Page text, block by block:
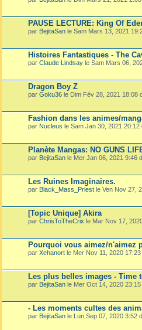
PAUSE LECTURE: King Of
par BejitaSan le Sam Mars 13, 2021
Histoires Fantastiques - The
par Claude Lindsay le Sam Mars 06,
Dragon Boy Z
par Goku36 le Dim Fév 28, 2021 18:08
Fashion dans les animes/
par Nucleus le Sam Jan 30, 2021
Planète Mangas: NO GUNS
par BejitaSan le Mer Jan 06, 2021 9:46
Les Ruines Imaginaires.
par Black_Mass_Priest le Ven Nov 27,
[Topic Unique] Akira
par ChrisToTheCrix le Mar Nov 17,
Pourquoi vous aimez/n'aimez
par Xehanort le Mer Nov 11, 2020
Les plus belles images - Time
par BejitaSan le Mer Oct 14, 2020
- Les moments cultes des
par BejitaSan le Lun Sep 07, 2020 3:52